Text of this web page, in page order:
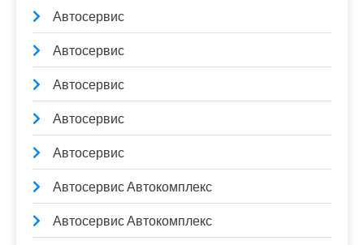
Автосервис
Автосервис
Автосервис
Автосервис
Автосервис
Автосервис Автокомплекс
Автосервис Автокомплекс